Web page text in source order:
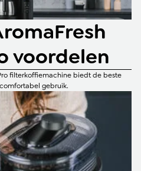
voordelen
filterkoffiemachine biedt de beste
gebruik.